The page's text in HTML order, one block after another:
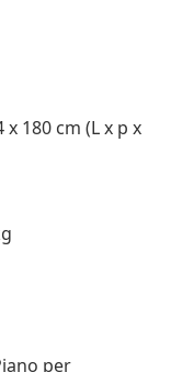
180 cm (L x p x
per